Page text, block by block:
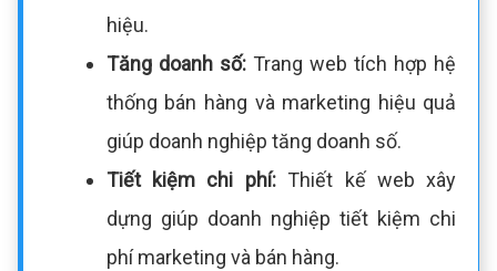
hiệu.
Tăng doanh số:Trang web tích hợp hệ
thống bán hàng và marketing hiệu quả
giúp doanh nghiệp tăng doanh số.
Tiết kiệm chi phí:Thiết kế web xây
dựng giúp doanh nghiệp tiết kiệm chi
phí marketing và bán hàng.